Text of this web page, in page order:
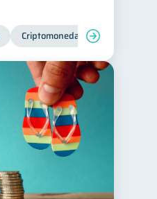
Criptomonedas